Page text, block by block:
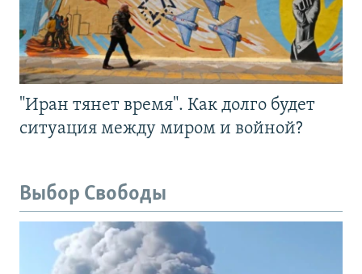
"Иран тянет время". Как долго будет
ситуация между миром и войной?
Выбор Свободы